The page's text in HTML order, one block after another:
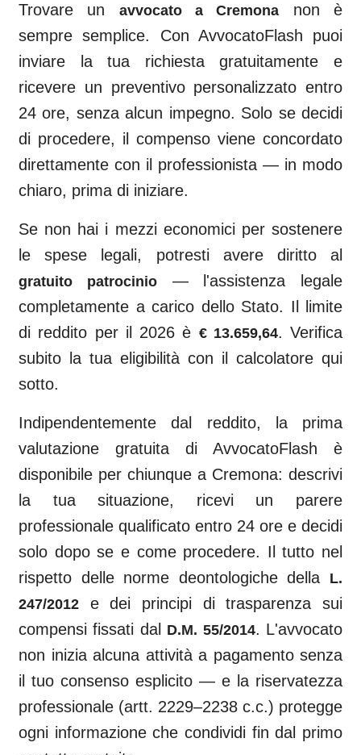
Trovare un avvocato aCremona non è
sempre semplice. Con AvvocatoFlash puoi
inviare la tua richiesta gratuitamente e
ricevere un preventivo personalizzato entro
24 ore, senza alcun impegno. Solo se decidi
di procedere, il compenso viene concordato
direttamente con il professionista — in modo
chiaro, prima di iniziare.
Se non hai i mezzi economici per sostenere
le spese legali, potresti avere diritto al
gratuito patrocinio— l'assistenza legale
completamente a carico dello Stato. Il limite
di reddito per il 2026 è € 13.659,64. Verifica
subito la tua eligibilità con il calcolatore qui
sotto.
Indipendentemente dal reddito, la prima
valutazione gratuita di AvvocatoFlash è
disponibile per chiunque a Cremona: descrivi
la tua situazione, ricevi un parere
professionale qualificato entro 24 ore e decidi
solo dopo se e come procedere. Il tutto nel
rispetto delle norme deontologiche della L.
247/2012 e dei principi di trasparenza sui
compensi fissati dal D.M. 55/2014. L'avvocato
non inizia alcuna attività a pagamento senza
il tuo consenso esplicito — e la riservatezza
professionale (artt. 2229–2238 c.c.) protegge
ogni informazione che condividi fin dal primo